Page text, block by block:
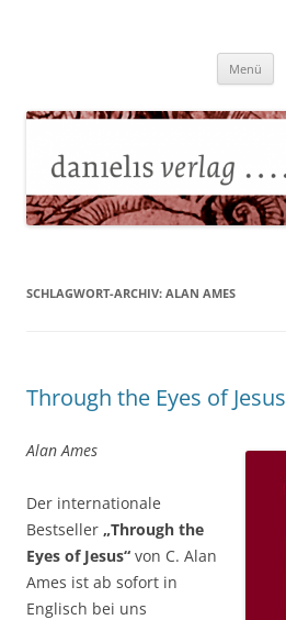
Menü
SCHLAGWORT-ARCHIV: ALAN AMES
Through the Eyes of Jesus
Alan Ames
Der internationale
Bestseller „Through the
Eyes of Jesus“ von C. Alan
Ames ist ab sofort in
Englisch bei uns